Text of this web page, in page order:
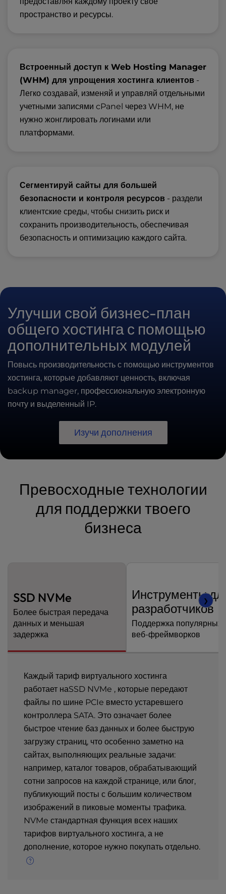
пространство и ресурсы.
Встроенный доступ к Web Hosting Manager
(WHM) для упрощения хостинга клиентов -
Легко создавай, изменяй и управляй отдельными
учетными записями cPanel через WHM, не
нужно жонглировать логинами или
платформами.
Сегментируй сайты для большей
безопасности и контроля ресурсов - раздели
клиентские среды, чтобы снизить риск и
сохранить производительность, обеспечивая
безопасность и оптимизацию каждого сайта.
Улучши свой бизнес-план
общего хостинга с помощью
дополнительных модулей
Повысь производительность с помощью инструментов
хостинга, которые добавляют ценность, включая
backup manager, профессиональную электронную
почту и выделенный IP.
Изучи дополнения
Превосходные технологии
для поддержки твоего
бизнеса
SSD NVMe
Более быстрая передача
данных и меньшая
задержка
Инструменты
разработчиков
Поддержка популярных
веб-фреймворков
❯
Каждый тариф виртуального хостинга
работает наSSD NVMe , которые передают
файлы по шине PCIe вместо устаревшего
контроллера SATA. Это означает более
быстрое чтение баз данных и более быструю
загрузку страниц, что особенно заметно на
сайтах, выполняющих реальные задачи:
например, каталог товаров, обрабатывающий
сотни запросов на каждой странице, или блог,
публикующий посты с большим количеством
изображений в пиковые моменты трафика.
NVMe стандартная функция всех наших
тарифов виртуального хостинга, а не
дополнение, которое нужно покупать отдельно.